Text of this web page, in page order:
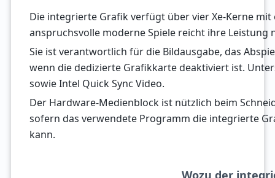
Die integrierte Grafik verfügt über vier Xe-Kerne mit
anspruchsvolle moderne Spiele reicht ihre Leistung
Sie ist verantwortlich für die Bildausgabe, das
wenn die dedizierte Grafikkarte deaktiviert ist.
sowie Intel Quick Sync Video.
Der Hardware-Medienblock ist nützlich beim
sofern das verwendete Programm die integrierte
kann.
Wozu der